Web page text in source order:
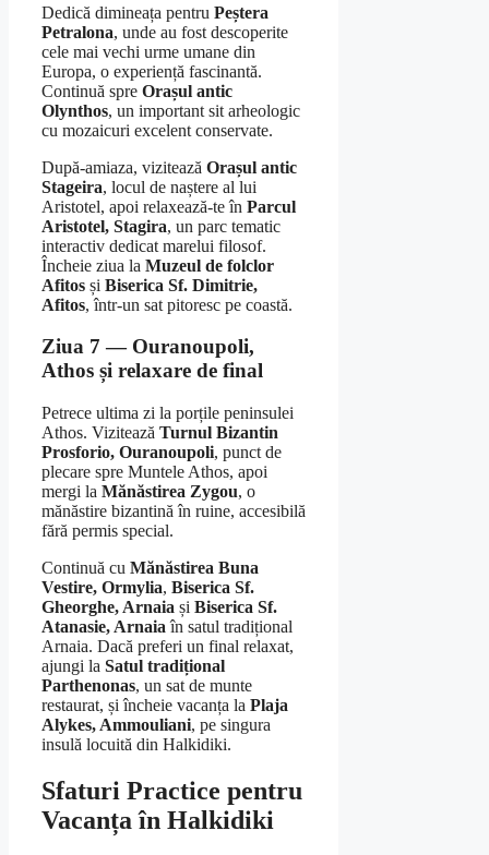
Dedică dimineața pentru Peștera
Petralona, unde au fost descoperite
cele mai vechi urme umane din
Europa, o experiență fascinantă.
Continuă spre Orașul antic
Olynthos, un important sit arheologic
cu mozaicuri excelent conservate.
După-amiaza, vizitează Orașul antic
Stageira, locul de naștere al lui
Aristotel, apoi relaxează-te în Parcul
Aristotel, Stagira, un parc tematic
interactiv dedicat marelui filosof.
Încheie ziua la Muzeul de folclor
Afitos și Biserica Sf. Dimitrie,
Afitos, într-un sat pitoresc pe coastă.
Ziua 7 — Ouranoupoli,
Athos și relaxare de final
Petrece ultima zi la porțile peninsulei
Athos. Vizitează Turnul Bizantin
Prosforio, Ouranoupoli, punct de
plecare spre Muntele Athos, apoi
mergi la Mănăstirea Zygou, o
mănăstire bizantină în ruine, accesibilă
fără permis special.
Continuă cu Mănăstirea Buna
Vestire, Ormylia, Biserica Sf.
Gheorghe, Arnaia și Biserica Sf.
Atanasie, Arnaia în satul tradițional
Arnaia. Dacă preferi un final relaxat,
ajungi la Satul tradițional
Parthenonas, un sat de munte
restaurat, și încheie vacanța la Plaja
Alykes, Ammouliani, pe singura
insulă locuită din Halkidiki.
Sfaturi Practice pentru
Vacanța în Halkidiki